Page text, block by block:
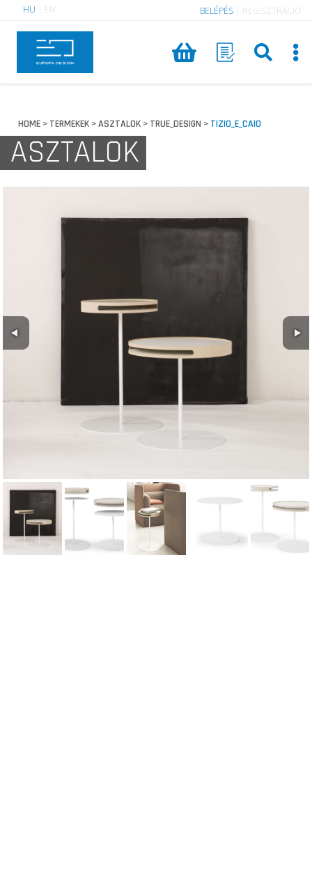
HU EN BELÉPÉS REGISZTRÁCIÓ
HOME > TERMEKEK >ASZTALOK > TRUE_DESIGN > TIZIO_E_CAIO
ASZTALOK